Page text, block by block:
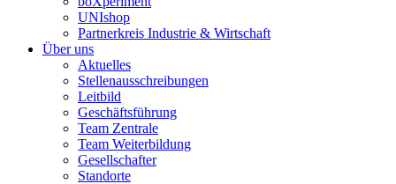
UNIshop
Partnerkreis Industrie & Wirtschaft
Über uns
Aktuelles
Stellenausschreibungen
Leitbild
Geschäftsführung
Team Zentrale
Team Weiterbildung
Gesellschafter
Standorte